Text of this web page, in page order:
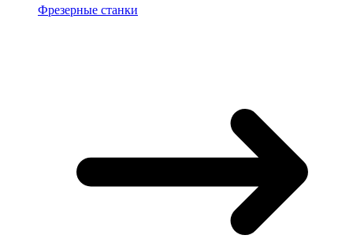
Фрезерные станки